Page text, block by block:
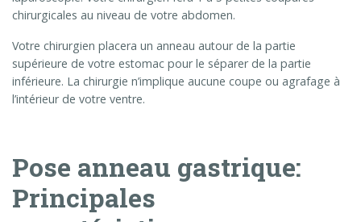
chirurgicales au niveau de votre abdomen.
Votre chirurgien placera un anneau autour de la partie
supérieure de votre estomac pour le séparer de la partie
inférieure. La chirurgie n’implique aucune coupe ou agrafage à
l’intérieur de votre ventre.
Pose anneau gastrique:
Principales